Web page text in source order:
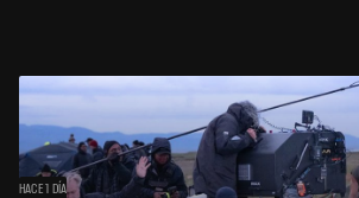
HACE 1 DÍA